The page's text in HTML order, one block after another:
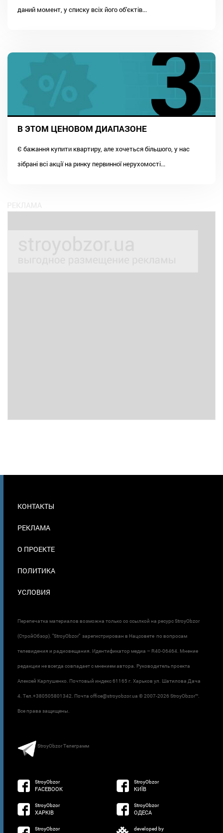
даний момент, у списку всіх його об'єктів...
В ЭТОМ ЦЕНОВОМ ДИАПАЗОНЕ
Є бажання купити квартиру, але хочеться більшого, у нас
зібрані всі акції на ринку первинної нерухомості...
В
КОНТАКТЫ
РЕКЛАМА
О ПРОЕКТЕ
ПОЛИТИКА
УСЛОВИЯ
Перепечатка материалов возможна только со ссылкой на ресурс StroyObzor
(СтройОбзор). "StroyObzor" зарегистрирован в Нацсовете по вопросам
телевидения и радиовещания. Идентификатор медиа – R40-06464. Мнение
редакции не всегда совпадает с мнением автора. Руководитель проекта
Алексей Карпушенко. Почтовый индекс 61165 г. Харьков ул. Шатилова Дача
4. Тел.+380505801342. Почта office@stroyobzor.ua © 2007-2026 StroyObzor™.
Все права защищены.
StroyObzor Телеграмм
StroyObzor
FACEBOOK
StroyObzor
КИЇВ
StroyObzor
ХАРКІВ
StroyObzor
ОДЕСА
StroyObzor developed by